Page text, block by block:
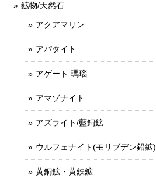
鉱物/天然石
アクアマリン
アパタイト
アゲート 瑪瑙
アマゾナイト
アズライト/藍銅鉱
ウルフェナイト(モリブデン鉛鉱)
黄銅鉱・黄鉄鉱